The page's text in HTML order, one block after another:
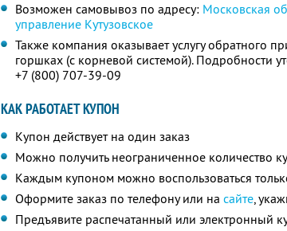
Возможен самовывоз по адресу: Московская
управление Кутузовское
Также компания оказывает услугу обратного
горшках (с корневой системой). Подробности
+7 (800) 707-39-09
КАК РАБОТАЕТ КУПОН
Купон действует на один заказ
Можно получить неограниченное количество
Каждым купоном можно воспользоваться
Оформите заказ по телефону или на сайте,
Предъявите распечатанный или электронный